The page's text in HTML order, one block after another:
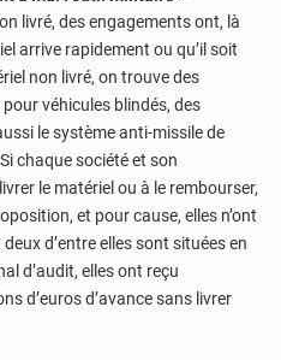
livré, des engagements ont, là
arrive rapidement ou qu’il soit
non livré, on trouve des
véhicules blindés, des
le système anti-missile de
chaque société et son
le matériel ou à le rembourser,
et pour cause, elles n’ont
d’entre elles sont situées en
d’audit, elles ont reçu
d’euros d’avance sans livrer